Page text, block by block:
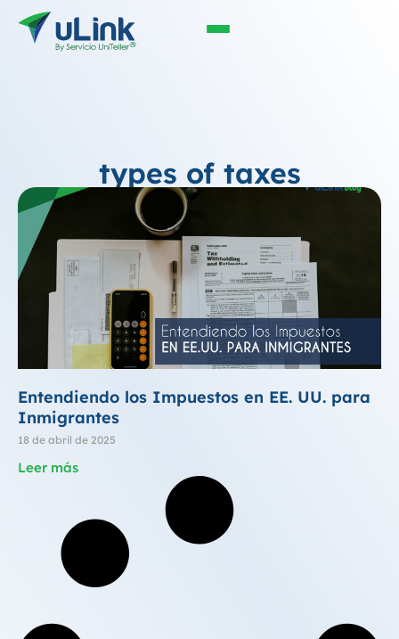
types of taxes
Entendiendo los Impuestos en EE. UU. para
Inmigrantes
18 de abril de 2025
Leer más